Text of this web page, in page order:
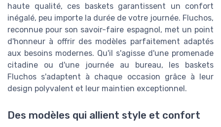
haute qualité, ces baskets garantissent un confort
inégalé, peu importe la durée de votre journée. Fluchos,
reconnue pour son savoir-faire espagnol, met un point
d'honneur à offrir des modèles parfaitement adaptés
aux besoins modernes. Qu'il s'agisse d'une promenade
citadine ou d'une journée au bureau, les baskets
Fluchos s'adaptent à chaque occasion grâce à leur
design polyvalent et leur maintien exceptionnel.
Des modèles qui allient style et confort